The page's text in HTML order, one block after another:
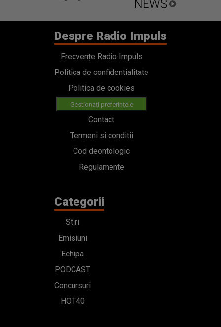
Despre Radio Impuls
Frecvențe Radio Impuls
Politica de confidentialitate
Politica de cookies
Gestionați preferințele
Contact
Termeni si conditii
Cod deontologic
Regulamente
Categorii
Stiri
Emisiuni
Echipa
PODCAST
Concursuri
HOT40